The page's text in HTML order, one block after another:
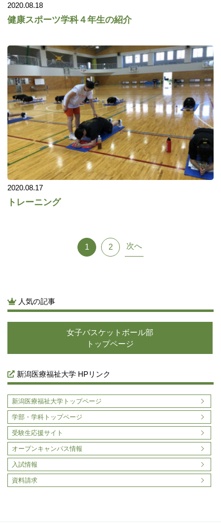
2020.08.18
健康スポーツ学科４年生の紹介
2020.08.17
トレーニング
1 2 次へ
人気の記事
女子バスケットボール部
トップページ
新潟医療福祉大学 HPリンク
新潟医療福祉大学トップページ
学部・学科トップページ
受験生応援サイト
オープンキャンパス情報
入試情報
資料請求